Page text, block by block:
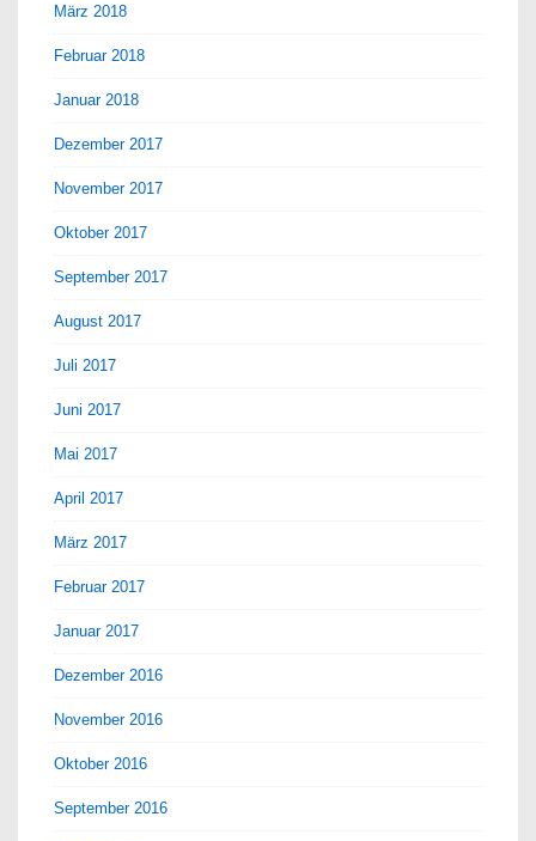
März 2018
Februar 2018
Januar 2018
Dezember 2017
November 2017
Oktober 2017
September 2017
August 2017
Juli 2017
Juni 2017
Mai 2017
April 2017
März 2017
Februar 2017
Januar 2017
Dezember 2016
November 2016
Oktober 2016
September 2016